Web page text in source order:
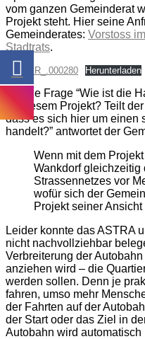
vom ganzen Gemeinderat
Projekt steht. Hier seine
Gemeinderates: Vorstoss
Stadtrats.
2020.SR_.000280 Herunterladen
Auf die Frage “Wie ist die
zu diesem Projekt? Teilt
dass es sich hier um einen
handelt?” antwortet der
Wenn mit dem
Wankdorf gleichzeitig
Strassennetzes vor
wofür sich der
Projekt seiner
Leider konnte das ASTRA
nicht nachvollziehbar
Verbreiterung der
anziehen wird – die
werden sollen. Denn je
fahren, umso mehr
der Fahrten auf der
der Start oder das Ziel in
Autobahn wird